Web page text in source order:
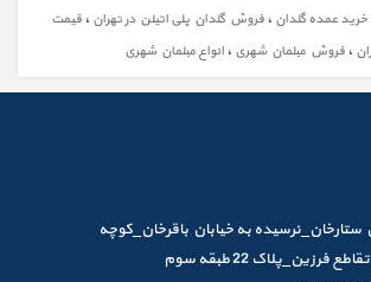
خرید عمده گلدان ، فروش گلدان پلی اتیلن در تهران ، قیمت
، فروش مبلمان شهری ، انواع مبلمان شهری
ستارخان_نرسیده به خیابان باقرخان_کوچه
فرزین_پلاک 22 طبقه سوم